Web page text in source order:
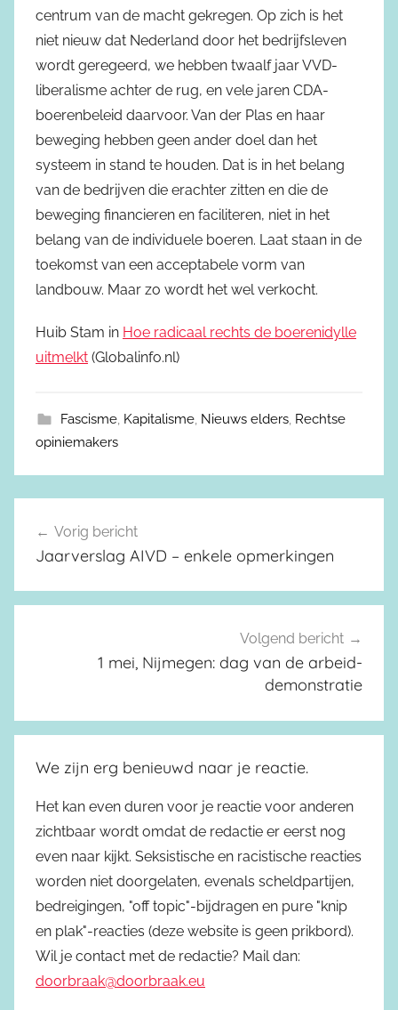
centrum van de macht gekregen. Op zich is het
niet nieuw dat Nederland door het bedrijfsleven
wordt geregeerd, we hebben twaalf jaar VVD-
liberalisme achter de rug, en vele jaren CDA-
boerenbeleid daarvoor. Van der Plas en haar
beweging hebben geen ander doel dan het
systeem in stand te houden. Dat is in het belang
van de bedrijven die erachter zitten en die de
beweging financieren en faciliteren, niet in het
belang van de individuele boeren. Laat staan in de
toekomst van een acceptabele vorm van
landbouw. Maar zo wordt het wel verkocht.
Huib Stam in Hoe radicaal rechts de boerenidylle
uitmelkt (Globalinfo.nl)
Fascisme, Kapitalisme, Nieuws elders, Rechtse
opiniemakers
Berichtnavigatie
Vorig bericht
Jaarverslag AIVD – enkele opmerkingen
Volgend bericht
1 mei, Nijmegen: dag van de arbeid-
demonstratie
We zijn erg benieuwd naar je reactie.
Het kan even duren voor je reactie voor anderen
zichtbaar wordt omdat de redactie er eerst nog
even naar kijkt. Seksistische en racistische reacties
worden niet doorgelaten, evenals scheldpartijen,
bedreigingen, "off topic"-bijdragen en pure "knip
en plak"-reacties (deze website is geen prikbord).
Wil je contact met de redactie? Mail dan:
doorbraak@doorbraak.eu